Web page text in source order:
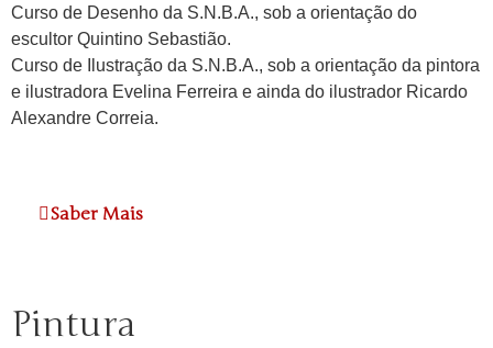
Curso de Desenho da S.N.B.A., sob a orientação do
escultor Quintino Sebastião.
Curso de Ilustração da S.N.B.A., sob a orientação da pintora
e ilustradora Evelina Ferreira e ainda do ilustrador Ricardo
Alexandre Correia.
Saber Mais
Pintura